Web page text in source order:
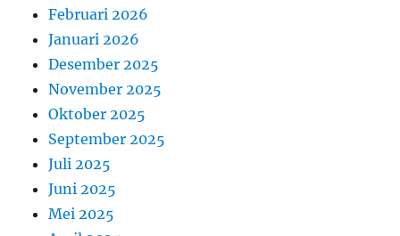
Februari 2026
Januari 2026
Desember 2025
November 2025
Oktober 2025
September 2025
Juli 2025
Juni 2025
Mei 2025